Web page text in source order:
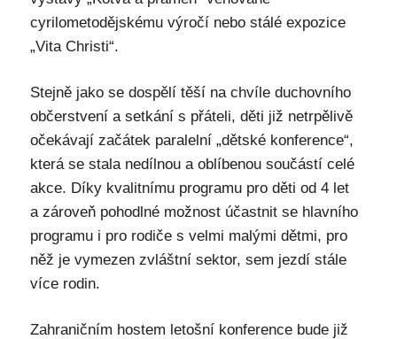
cyrilometodějskému výročí nebo stálé expozice
„Vita Christi“.
Stejně jako se dospělí těší na chvíle duchovního
občerstvení a setkání s přáteli, děti již netrpělivě
očekávají začátek paralelní „dětské konference“,
která se stala nedílnou a oblíbenou součástí celé
akce. Díky kvalitnímu programu pro děti od 4 let
a zároveň pohodlné možnost účastnit se hlavního
programu i pro rodiče s velmi malými dětmi, pro
něž je vymezen zvláštní sektor, sem jezdí stále
více rodin.
Zahraničním hostem letošní konference bude již